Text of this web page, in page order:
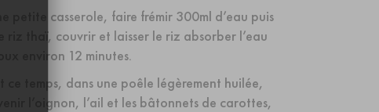
petite casserole, faire frémir 300ml d’eau puis
riz thaï, couvrir et laisser le riz absorber l’eau
environ 12 minutes.
ce temps, dans une poêle légèrement huilée,
l’oignon, l’ail et les bâtonnets de carottes,